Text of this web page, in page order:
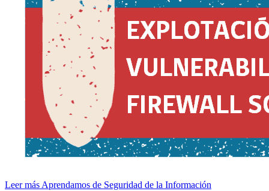
Leer más Aprendamos de Seguridad de la Información